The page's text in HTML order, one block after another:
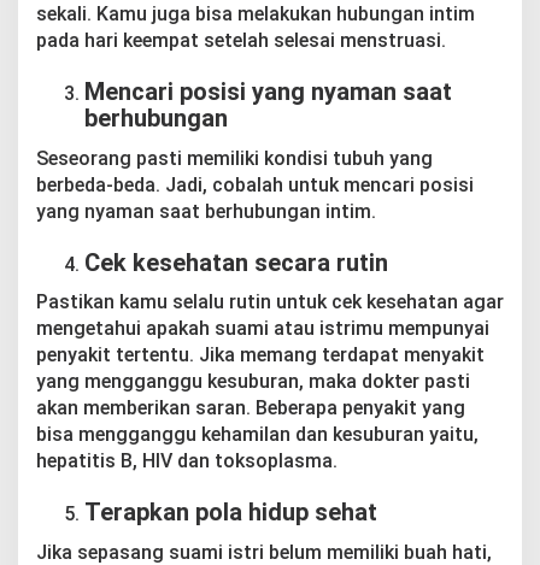
sekali. Kamu juga bisa melakukan hubungan intim
pada hari keempat setelah selesai menstruasi.
Mencari posisi yang nyaman saat
berhubungan
Seseorang pasti memiliki kondisi tubuh yang
berbeda-beda. Jadi, cobalah untuk mencari posisi
yang nyaman saat berhubungan intim.
Cek kesehatan secara rutin
Pastikan kamu selalu rutin untuk cek kesehatan agar
mengetahui apakah suami atau istrimu mempunyai
penyakit tertentu. Jika memang terdapat menyakit
yang mengganggu kesuburan, maka dokter pasti
akan memberikan saran. Beberapa penyakit yang
bisa mengganggu kehamilan dan kesuburan yaitu,
hepatitis B, HIV dan toksoplasma.
Terapkan pola hidup sehat
Jika sepasang suami istri belum memiliki buah hati,